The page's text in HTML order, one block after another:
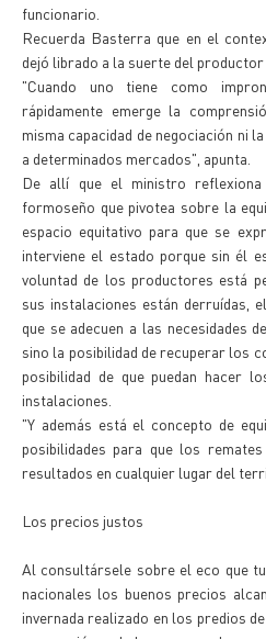
funcionario.
Recuerda Basterra que en el
dejó librado a la suerte del productor
"Cuando uno tiene como
rápidamente emerge la
misma capacidad de negociación ni
a determinados mercados", apunta.
De allí que el ministro
formoseño que pivotea sobre la
espacio equitativo para que se
interviene el estado porque sin él
voluntad de los productores está
sus instalaciones están derruídas,
que se adecuen a las necesidades
sino la posibilidad de recuperar los
posibilidad de que puedan hacer
instalaciones.
"Y además está el concepto de
posibilidades para que los
resultados en cualquier lugar del
Los precios justos
Al consultársele sobre el eco que
nacionales los buenos precios
invernada realizado en los predios